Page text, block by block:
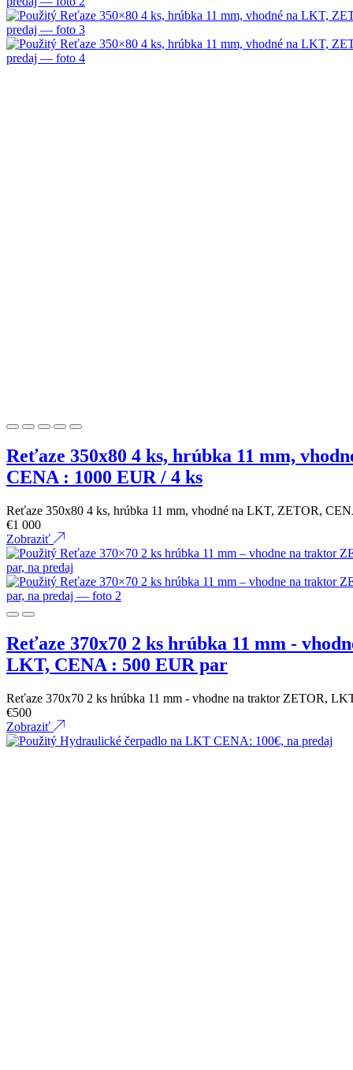
Reťaze 350x80 4 ks, hrúbka 11 mm,
CENA : 1000 EUR / 4 ks
Reťaze 350x80 4 ks, hrúbka 11 mm, vhodné na LKT, ZETOR,
€1 000
Zobraziť
Reťaze 370x70 2 ks hrúbka 11 mm -
LKT, CENA : 500 EUR par
Reťaze 370x70 2 ks hrúbka 11 mm - vhodne na traktor ZETOR,
€500
Zobraziť